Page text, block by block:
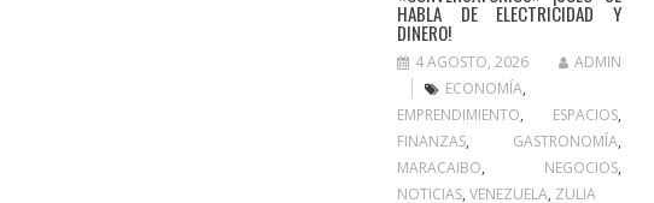
HABLA DE ELECTRICIDAD Y
DINERO!
4 AGOSTO, 2026
ADMIN
ECONOMÍA,
EMPRENDIMIENTO, ESPACIOS,
FINANZAS, GASTRONOMÍA,
MARACAIBO, NEGOCIOS,
NOTICIAS, VENEZUELA, ZULIA